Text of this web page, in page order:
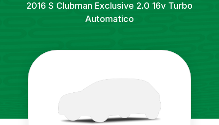
2016 S Clubman Exclusive 2.0 16v Turbo
Automatico